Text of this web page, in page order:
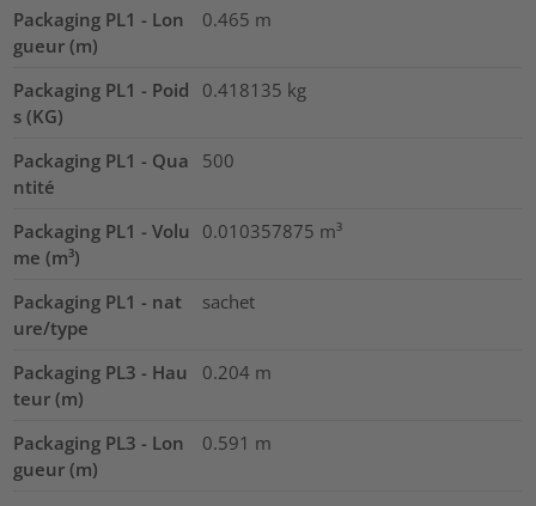
Packaging PL1 - Lon
gueur (m)
0.465 m
Packaging PL1 - Poid
s (KG)
0.418135 kg
Packaging PL1 - Qua
ntité
500
Packaging PL1 - Volu
me (m³)
0.010357875 m³
Packaging PL1 - nat
ure/type
sachet
Packaging PL3 - Hau
teur (m)
0.204 m
Packaging PL3 - Lon
gueur (m)
0.591 m